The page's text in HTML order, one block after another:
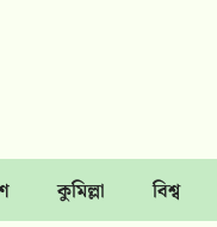
কুমিল্লা বিশ্ব